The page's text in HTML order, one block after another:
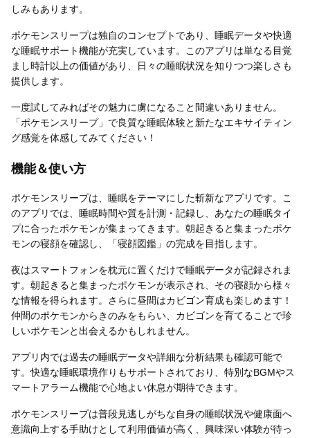
しみもあります。
ポケモンスリープは独自のコンセプトであり、睡眠データや快適
な睡眠サポート機能が充実しています。このアプリは単なる目覚
まし時計以上の価値があり、日々の睡眠状況を知りつつ楽しさも
提供します。
一度試してみればその魅力に虜になること間違いありません。
「ポケモンスリープ」で良質な睡眠体験と新たなエキサイティン
グ感覚を体感してみてください！
機能＆使い方
ポケモンスリープは、睡眠をテーマにした斬新なアプリです。こ
のアプリでは、睡眠時間や質を計測・記録し、あなたの睡眠タイ
プに合ったポケモンが集まってきます。朝起きると集まったポケ
モンの寝顔を確認し、「寝顔図鑑」の完成を目指します。
夜はスマートフォンを枕元に置くだけで睡眠データが記録されま
す。朝起きると集まったポケモンが表示され、その寝顔から様々
な情報を得られます。さらに昼間はカビゴン育成も楽しめます！
仲間のポケモンからきのみをもらい、カビゴンを育てることで珍
しいポケモンと出会えるかもしれません。
アプリ内では過去の睡眠データや詳細な分析結果も確認可能で
す。快適な睡眠環境作りもサポートされており、特別なBGMやス
マートアラーム機能で心地よい休息が期待できます。
ポケモンスリープは普段見逃しがちな自身の睡眠状況や健康面へ
意識向上する手助けとして利用価値が高く、興味深い体験が待っ